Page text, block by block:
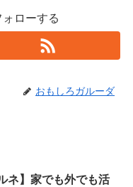
ローする
おもしろガルーダ
ネ】家でも外でも活